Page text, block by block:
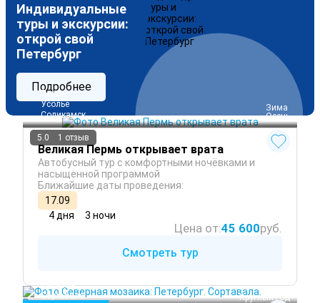
Индивидуальные
туры и экскурсии:
открой свой
Петербург
Подробнее
Пермь
Усолье
Соликамск
5.0 1 отзыв
Зима
Осень
Великая Пермь открывает врата
Автобусный тур с комфортными ночёвками и
насыщенной программой
Ближайшие даты проведения:
17.09
4 дня
3 ночи
Цена от:45 600руб.
Смотреть тур
Карелия
Сортавала
Круглый год